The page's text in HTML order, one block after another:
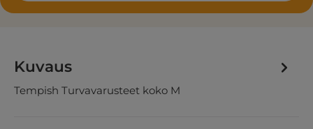
Kuvaus
Tempish Turvavarusteet koko M